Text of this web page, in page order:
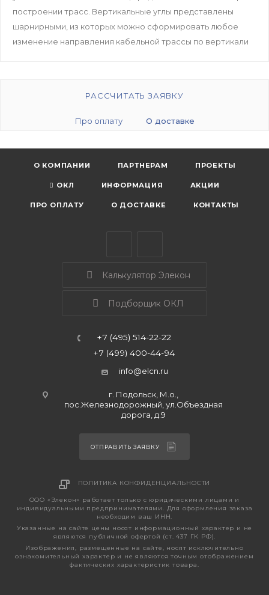
построении трасс. Вертикальные углы представлены
шарнирными, из которых можно сформировать любое
изменение направления кабельной трассы по вертикали
РАССЧИТАТЬ ЗАЯВКУ
Про оплату О доставке
О КОМПАНИИ ПАРТНЕРАМ ПРОЕКТЫ
ОКЛ ИНФОРМАЦИЯ АКЦИИ
ПРО ОПЛАТУ О ДОСТАВКЕ КОНТАКТЫ
Калькулятор Элекон
Подборщик ОКЛ
+7 (495) 514-22-22
+7 (499) 400-44-94
info@elcn.ru
г. Подольск, М.о.,
пос.Железнодорожный, ул.Объездная
дорога, д.9
ОТПРАВИТЬ ЗАЯВКУ
ПОЛИТИКА КОНФИДЕНЦИАЛЬНОСТИ
ООО «Элекон» работает только с юридическими лицами и
индивидуальными предпринимателями. Для оформления заказа
необходим ваш ИНН.
Указанные на сайте цены носят информационный характер и не
являются публичной офертой (ст. 437 ГК РФ).
Изображения, размещенные на сайте, носят исключительно
ознакомительный характер и не являются точным отображением
фактических характеристик товара.